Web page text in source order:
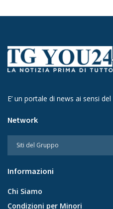
E’ un portale di news ai sensi
Network
Informazioni
Chi Siamo
Condizioni per Minori